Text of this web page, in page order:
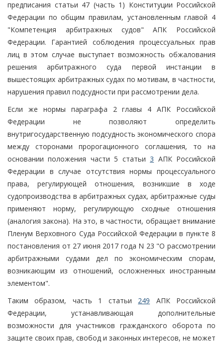
предписания статьи 47 (часть 1) Конституции Российской
Федерации по общим правилам, установленным главой 4
"Компетенция арбитражных судов" АПК Российской
Федерации. Гарантией соблюдения процессуальных прав
лиц в этом случае выступает возможность обжалования
решения арбитражного суда первой инстанции в
вышестоящих арбитражных судах по мотивам, в частности,
нарушения правил подсудности при рассмотрении дела.
Если же нормы параграфа 2 главы 4 АПК Российской
Федерации не позволяют определить
внутригосударственную подсудность экономического спора
между сторонами пророгационного соглашения, то на
основании положения части 5 статьи3 АПК Российской
Федерации в случае отсутствия нормы процессуального
права, регулирующей отношения, возникшие в ходе
судопроизводства в арбитражных судах, арбитражные суды
применяют норму, регулирующую сходные отношения
(аналогия закона). На это, в частности, обращает внимание
Пленум Верховного Суда Российской Федерации в пункте 8
постановления от 27 июня 2017 года N 23 "О рассмотрении
арбитражными судами дел по экономическим спорам,
возникающим из отношений, осложненных иностранным
элементом".
Таким образом, часть 1 статьи 249 АПК Российской
Федерации, устанавливающая дополнительные
возможности для участников гражданского оборота по
защите своих прав, свобод и законных интересов, не может